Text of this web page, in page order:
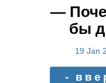
—
бы
19 Jan
-